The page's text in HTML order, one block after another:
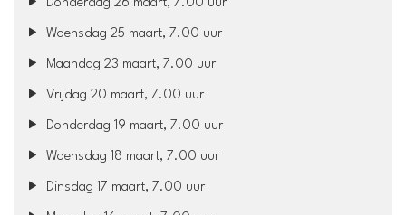
Donderdag 26 maart, 7.00 uur
Woensdag 25 maart, 7.00 uur
Maandag 23 maart, 7.00 uur
Vrijdag 20 maart, 7.00 uur
Donderdag 19 maart, 7.00 uur
Woensdag 18 maart, 7.00 uur
Dinsdag 17 maart, 7.00 uur